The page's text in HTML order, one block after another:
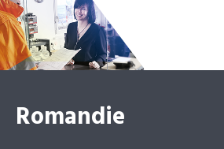
Romandie